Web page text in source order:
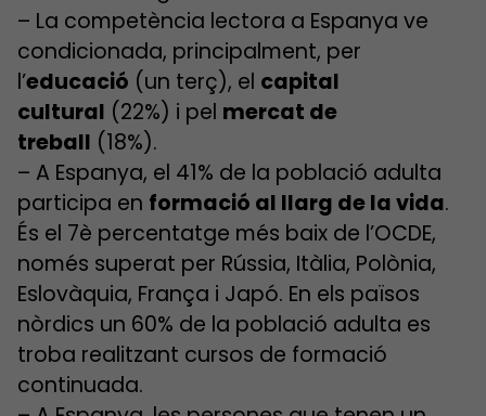
– La competència lectora a Espanya ve
condicionada, principalment, per
l’educació (un terç), el capital
cultural (22%) i pel mercat de
treball (18%).
– A Espanya, el 41% de la població adulta
participa en formació al llarg de la vida.
És el 7è percentatge més baix de l’OCDE,
només superat per Rússia, Itàlia, Polònia,
Eslovàquia, França i Japó. En els països
nòrdics un 60% de la població adulta es
troba realitzant cursos de formació
continuada.